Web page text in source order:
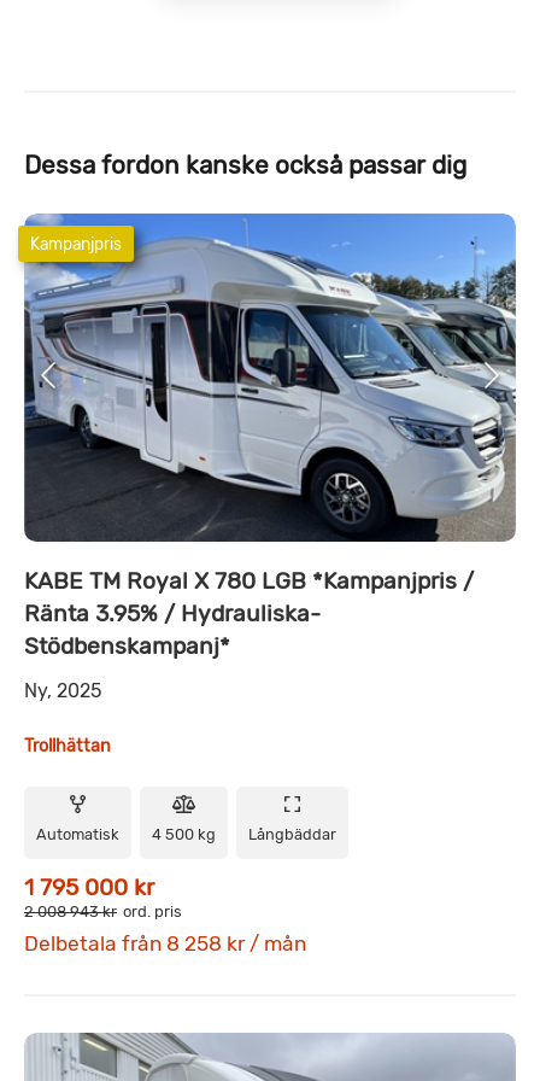
Dessa fordon kanske också passar dig
Kampanjpris
KABE TM Royal X 780 LGB *Kampanjpris /
Ränta 3.95% / Hydrauliska-
Stödbenskampanj*
Ny, 2025
Trollhättan
Automatisk 4 500 kg Långbäddar
1 795 000 kr
2 008 943 kr ord. pris
Delbetala från 8 258 kr / mån